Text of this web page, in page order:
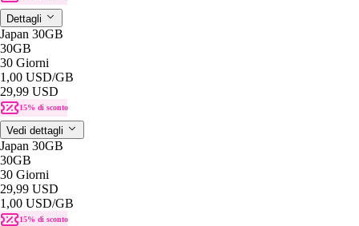
Dettagli
Japan 30GB
30GB
30 Giorni
1,00 USD/GB
29,99 USD
15% di sconto
Vedi dettagli
Japan 30GB
30GB
30 Giorni
29,99 USD
1,00 USD/GB
15% di sconto